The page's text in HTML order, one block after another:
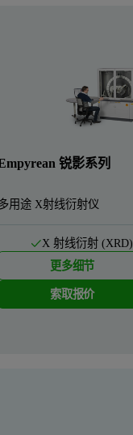
锐影系列
用途 X射线衍射仪
X 射线衍射 (XRD)
更多细节
索取报价